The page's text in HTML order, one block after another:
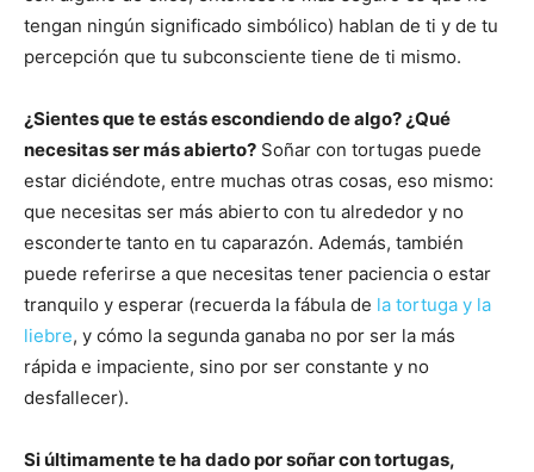
tengan ningún significado simbólico) hablan de ti y de tu
percepción que tu subconsciente tiene de ti mismo.
¿Sientes que te estás escondiendo de algo? ¿Qué
necesitas ser más abierto? Soñar con tortugas puede
estar diciéndote, entre muchas otras cosas, eso mismo:
que necesitas ser más abierto con tu alrededor y no
esconderte tanto en tu caparazón. Además, también
puede referirse a que necesitas tener paciencia o estar
tranquilo y esperar (recuerda la fábula de la tortuga y la
liebre, y cómo la segunda ganaba no por ser la más
rápida e impaciente, sino por ser constante y no
desfallecer).
Si últimamente te ha dado por soñar con tortugas,